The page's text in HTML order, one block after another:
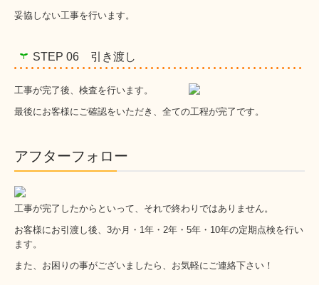
妥協しない工事を行います。
STEP 06 引き渡し
工事が完了後、検査を行います。
最後にお客様にご確認をいただき、全ての工程が完了です。
アフターフォロー
工事が完了したからといって、それで終わりではありません。
お客様にお引渡し後、3か月・1年・2年・5年・10年の定期点検を行い
ます。
また、お困りの事がございましたら、お気軽にご連絡下さい！